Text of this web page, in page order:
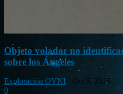
Objeto volador no
sobre los Ángeles
Exploración OVNI - Oct 5, 2025
0